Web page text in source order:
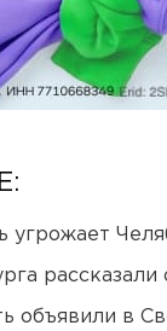
угрожает
объявили в